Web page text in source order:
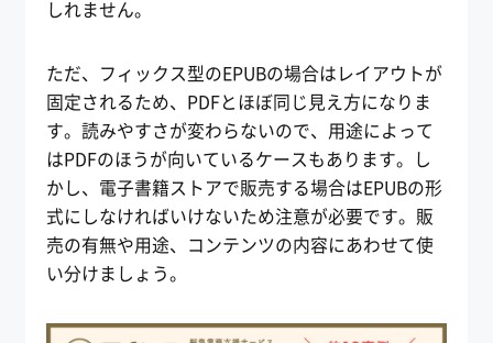
しれません。
ただ、フィックス型のEPUBの場合はレイアウトが
固定されるため、PDFとほぼ同じ見え方になりま
す。読みやすさが変わらないので、用途によって
はPDFのほうが向いているケースもあります。し
かし、電子書籍ストアで販売する場合はEPUBの形
式にしなければいけないため注意が必要です。販
売の有無や用途、コンテンツの内容にあわせて使
い分けましょう。